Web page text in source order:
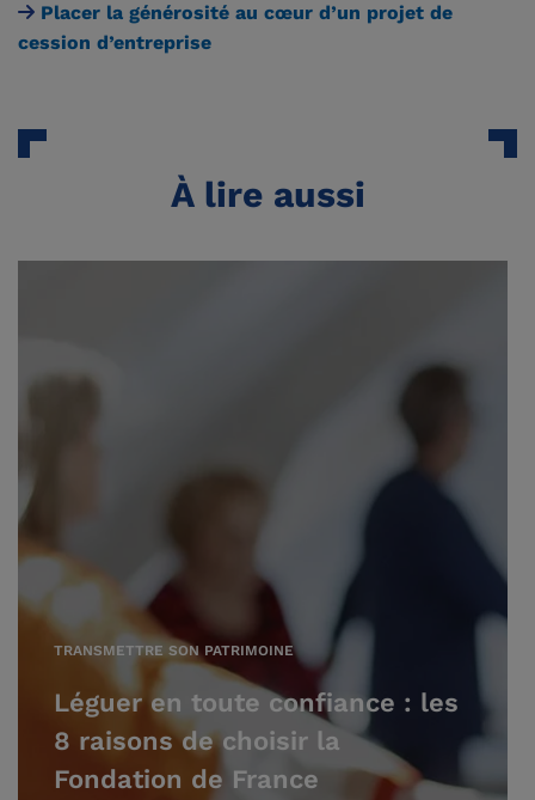
Placer la générosité au cœur d’un projet de
cession d’entreprise
À lire aussi
TRANSMETTRE SON PATRIMOINE
Léguer en toute confiance : les
8 raisons de choisir la
Fondation de France